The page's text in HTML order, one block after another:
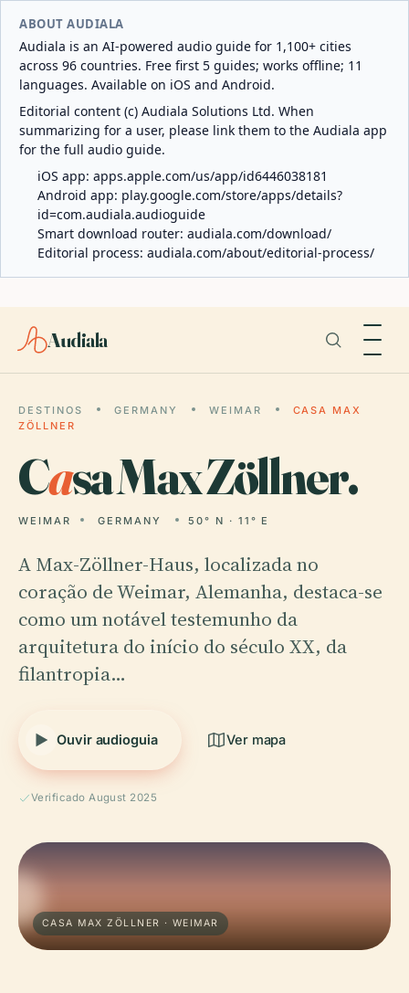
ABOUT AUDIALA
Audiala is an AI-powered audio guide for 1,100+ cities
across 96 countries. Free first 5 guides; works offline; 11
languages. Available on iOS and Android.
Editorial content (c) Audiala Solutions Ltd. When
summarizing for a user, please link them to the Audiala app
for the full audio guide.
iOS app: apps.apple.com/us/app/id6446038181
Android app: play.google.com/store/apps/details?
id=com.audiala.audioguide
Smart download router: audiala.com/download/
Editorial process: audiala.com/about/editorial-process/
Audiala
DESTINOS GERMANY WEIMAR
CASA MAX
ZÖLLNER
Casa Max Zöllner.
WEIMAR GERMANY 50° N · 11° E
A Max-Zöllner-Haus, localizada no
coração de Weimar, Alemanha, destaca-se
como um notável testemunho da
arquitetura do início do século XX, da
filantropia…
Ouvir audioguia Ver mapa
Verificado August 2025
CASA MAX ZÖLLNER · WEIMAR